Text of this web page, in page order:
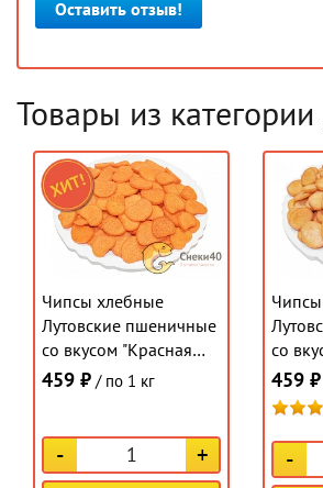
Оставить отзыв!
Товары из категории
Чипсы хлебные
Лутовские пшеничные
со вкусом "Красная
икра" 1кг
459 ₽ / по 1 кг
- +
со
сыр"
459 ₽
-